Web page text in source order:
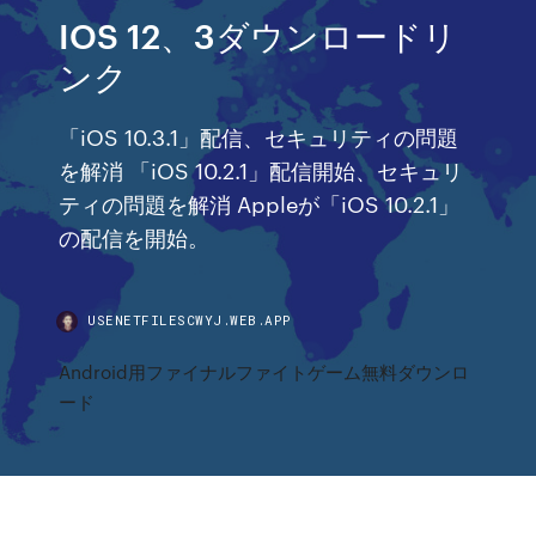
IOS 12、3ダウンロードリ
ンク
「iOS 10.3.1」配信、セキュリティの問題
を解消 「iOS 10.2.1」配信開始、セキュリ
ティの問題を解消 Appleが「iOS 10.2.1」
の配信を開始。
USENETFILESCWYJ.WEB.APP
Android用ファイナルファイトゲーム無料ダウンロ
ード